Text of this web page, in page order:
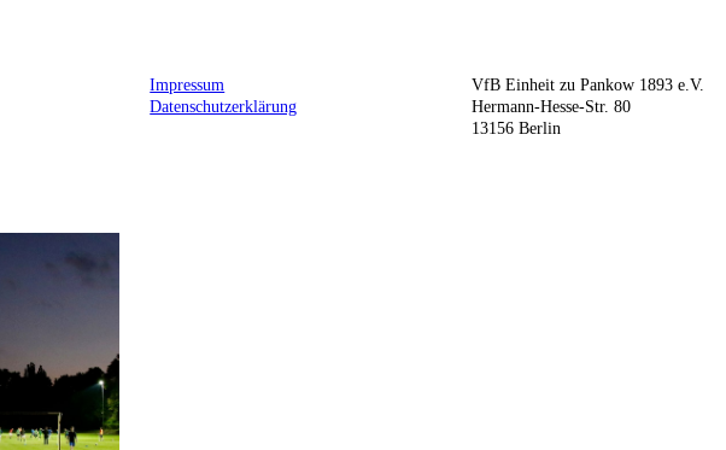
Impressum
Datenschutzerklärung
VfB Einheit zu Pankow 1893 e.V.
Hermann-Hesse-Str. 80
13156 Berlin